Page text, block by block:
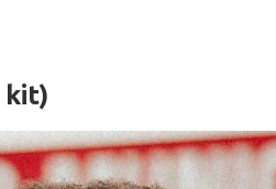
kit)